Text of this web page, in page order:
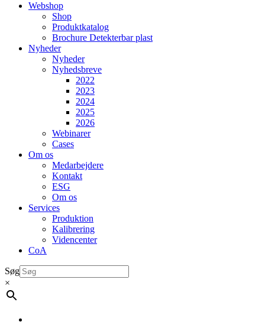
Webshop
Shop
Produktkatalog
Brochure Detekterbar plast
Nyheder
Nyheder
Nyhedsbreve
2022
2023
2024
2025
2026
Webinarer
Cases
Om os
Medarbejdere
Kontakt
ESG
Om os
Services
Produktion
Kalibrering
Videncenter
CoA
Søg
×